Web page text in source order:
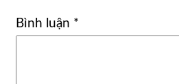
Bình luận *